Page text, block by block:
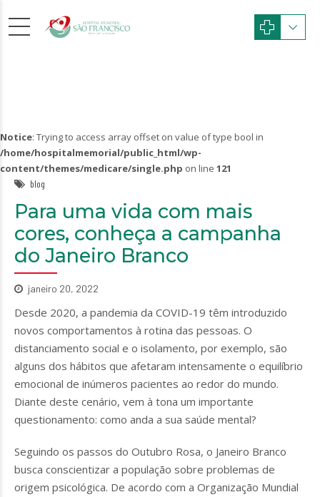
Notice: Trying to access array offset on value of type bool in
/home/hospitalmemorial/public_html/wp-
content/themes/medicare/single.php on line 121
blog
Para uma vida com mais
cores, conheça a campanha
do Janeiro Branco
janeiro 20, 2022
Desde 2020, a pandemia da COVID-19 têm introduzido
novos comportamentos à rotina das pessoas. O
distanciamento social e o isolamento, por exemplo, são
alguns dos hábitos que afetaram intensamente o equilíbrio
emocional de inúmeros pacientes ao redor do mundo.
Diante deste cenário, vem à tona um importante
questionamento: como anda a sua saúde mental?
Seguindo os passos do Outubro Rosa, o Janeiro Branco
busca conscientizar a população sobre problemas de
origem psicológica. De acordo com a Organização Mundial